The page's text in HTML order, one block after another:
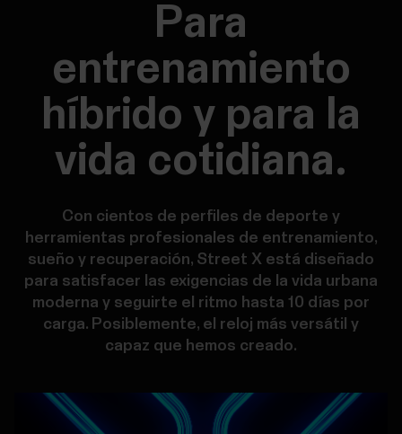
Para
entrenamiento
híbrido y para la
vida cotidiana.
Con cientos de perfiles de deporte y
herramientas profesionales de entrenamiento,
sueño y recuperación, Street X está diseñado
para satisfacer las exigencias de la vida urbana
moderna y seguirte el ritmo hasta 10 días por
carga. Posiblemente, el reloj más versátil y
capaz que hemos creado.